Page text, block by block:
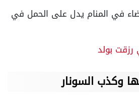
في المنام يدل على الحمل في
بولد
وكذب السونار